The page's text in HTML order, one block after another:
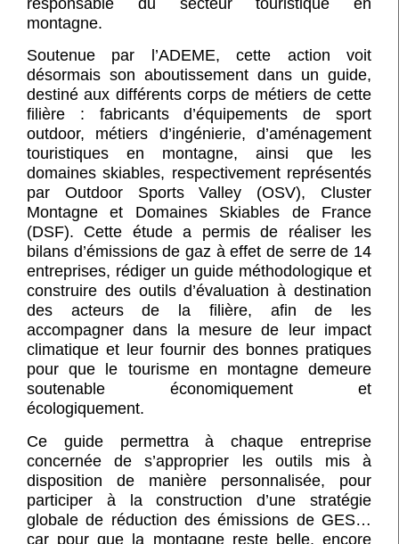
responsable du secteur touristique en
montagne.
Soutenue par l’ADEME, cette action voit
désormais son aboutissement dans un guide,
destiné aux différents corps de métiers de cette
filière : fabricants d’équipements de sport
outdoor, métiers d’ingénierie, d’aménagement
touristiques en montagne, ainsi que les
domaines skiables, respectivement représentés
par Outdoor Sports Valley (OSV), Cluster
Montagne et Domaines Skiables de France
(DSF). Cette étude a permis de réaliser les
bilans d’émissions de gaz à effet de serre de 14
entreprises, rédiger un guide méthodologique et
construire des outils d’évaluation à destination
des acteurs de la filière, afin de les
accompagner dans la mesure de leur impact
climatique et leur fournir des bonnes pratiques
pour que le tourisme en montagne demeure
soutenable économiquement et
écologiquement.
Ce guide permettra à chaque entreprise
concernée de s’approprier les outils mis à
disposition de manière personnalisée, pour
participer à la construction d’une stratégie
globale de réduction des émissions de GES…
car pour que la montagne reste belle, encore